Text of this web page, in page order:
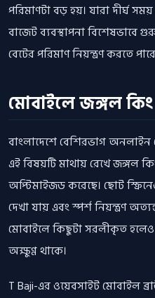
পরিমাণটা বড় হয়। যারা দীর্ঘ
বাজেট ব্যবস্থাপনা বিশেষভাবে
বেটের পরিমাণ নিয়ন্ত্রণ করতে
মোবাইলে জঙ্গল
বাংলাদেশে বেশিরভাগ অনলাইন
এই বিষয়টি মাথায় রেখে জঙ্গল
অপ্টিমাইজড করেছে। ছোট
দেখা যায় এবং স্পর্শ নিয়ন্ত্রণ
মোবাইলে কিছুটা সরলীকৃত
অক্ষুণ্ণ থাকে।
T Baji-এর ওয়েবসাইট মোবাইল